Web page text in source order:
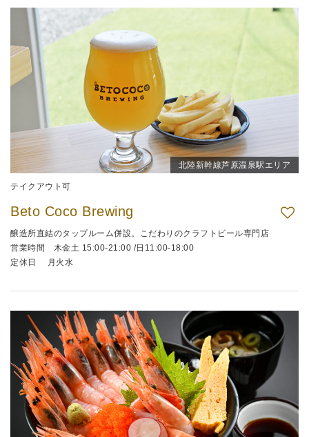
北陸新幹線芦原温泉駅エリア
テイクアウト可
Beto Coco Brewing
醸造所直結のタップルーム併設。こだわりのクラフトビール専門店
営業時間 木金土 15:00-21:00 /日11:00-18:00
定休日 月火水